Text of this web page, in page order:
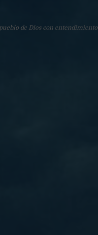
de Dios con entendimiento